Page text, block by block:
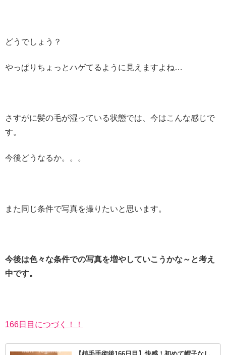
どうでしょう？
やっぱりちょっとハゲてるように見えますよね…
さすがに髪の毛が湿っている状態では、今はこんな感じで
す。
今後どうなるか。。。
また同じ条件で写真を撮りたいと思います。
今後は色々な条件での写真を増やしていこうかな～と考え
中です。
166日目につづく！！